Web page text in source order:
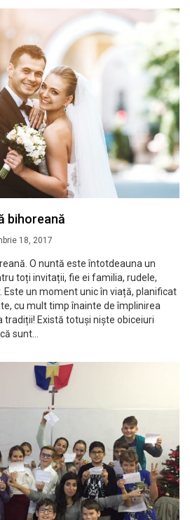
bihoreană
18, 2017
O nuntă este întotdeauna un
toți invitații, fie ei familia, rudele,
Este un moment unic în viață, planificat
cu mult timp înainte de împlinirea
tradiții! Există totuși niște obiceiuri
sunt…